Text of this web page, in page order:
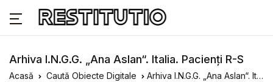
Arhiva I.N.G.G. „Ana Aslan“. Italia. Pacienți R-S
Acasă Caută Obiecte Digitale Arhiva I.N.G.G. „Ana Aslan“. Italia. Pacienți R-S